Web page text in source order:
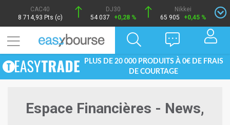
CAC40
8 714,93 Pts (c)
DJ30
54 037
+0,28 %
Nikkei
65 905
+0,45 %
PLUS DE 20 000 PRODUITS À 0€ DE FRAIS
DE COURTAGE
Espace Financières - News,